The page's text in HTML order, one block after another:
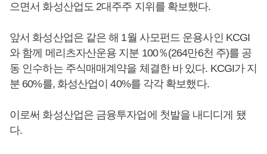
으면서 화성산업도 2대주주 지위를 확보했다.
앞서 화성산업은 같은 해 1월 사모펀드 운용사인 KCGI
와 함께 메리츠자산운용 지분 100％(264만6천 주)를 공
동 인수하는 주식매매계약을 체결한 바 있다. KCGI가 지
분 60%를, 화성산업이 40%를 각각 확보했다.
이로써 화성산업은 금융투자업에 첫발을 내디디게 됐
다.